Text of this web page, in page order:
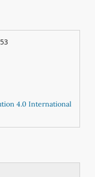
4.0 International